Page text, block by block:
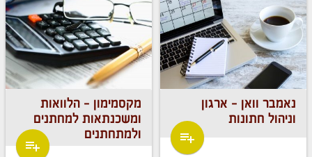
נאמבר וואן - ארגון
וניהול חתונות
מקסמימון - הלוואות
ומשכנתאות למחתנים
ולמתחתנים